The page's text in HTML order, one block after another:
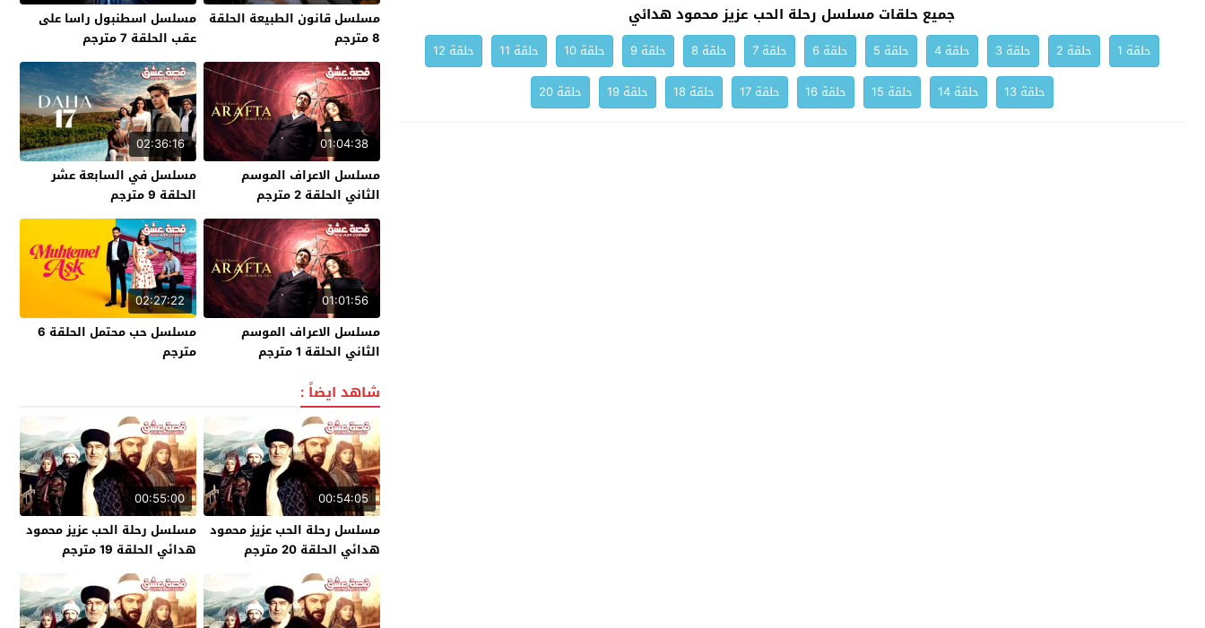
جميع حلقات مسلسل رحلة الحب عزيز محمود هدائي
حلقة 1 حلقة 2 حلقة 3 حلقة 4 حلقة 5 حلقة 6 حلقة 7 حلقة 8 حلقة 9 حلقة 10 حلقة 11
حلقة 12
حلقة 13
حلقة 14 حلقة 15 حلقة 16 حلقة 17 حلقة 18 حلقة 19 حلقة 20
مسلسل قانون الطبيعة الحلقة
8 مترجم
مسلسل اسطنبول راسا على
عقب الحلقة 7 مترجم
01:04:38
مسلسل الاعراف الموسم
الثاني الحلقة 2 مترجم
02:36:16
مسلسل في السابعة عشر
الحلقة 9 مترجم
01:01:56
مسلسل الاعراف الموسم
الثاني الحلقة 1 مترجم
02:27:22
مسلسل حب محتمل الحلقة 6
مترجم
شاهد ايضاً :
00:54:05
مسلسل رحلة الحب عزيز محمود
هدائي الحلقة 20 مترجم
00:55:00
مسلسل رحلة الحب عزيز محمود
هدائي الحلقة 19 مترجم